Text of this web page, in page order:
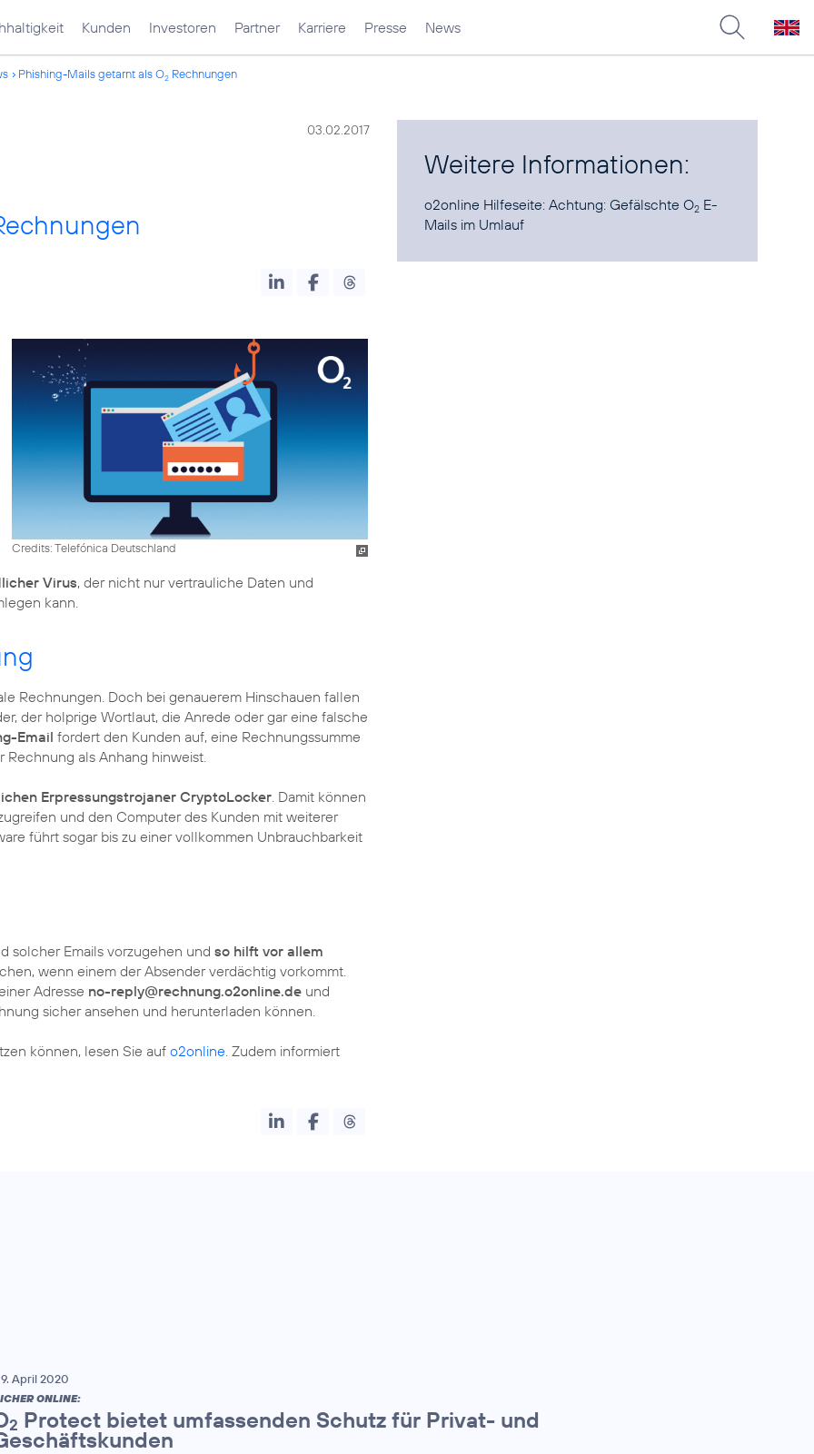
Kunden Investoren Partner Karriere Presse News
Phishing-Mails getarnt als O2 Rechnungen
03.02.2017
Credits: Telefónica Deutschland
Virus, der nicht nur vertrauliche Daten und
kann.
Rechnungen. Doch bei genauerem Hinschauen fallen
der holprige Wortlaut, die Anrede oder gar eine falsche
Email fordert den Kunden auf, eine Rechnungssumme
als Anhang hinweist.
Erpressungstrojaner CryptoLocker. Damit können
und den Computer des Kunden mit weiterer
führt sogar bis zu einer vollkommen Unbrauchbarkeit
solcher Emails vorzugehen und so hilft vor allem
wenn einem der Absender verdächtig vorkommt.
Adresse no-reply@rechnung.o2online.de und
sicher ansehen und herunterladen können.
können, lesen Sie auf o2online. Zudem informiert
Weitere Informationen:
o2online Hilfeseite:Achtung: Gefälschte O2 E-
Mails im Umlauf
April 2020
ONLINE:
2 Protect bietet umfassenden Schutz für Privat- und